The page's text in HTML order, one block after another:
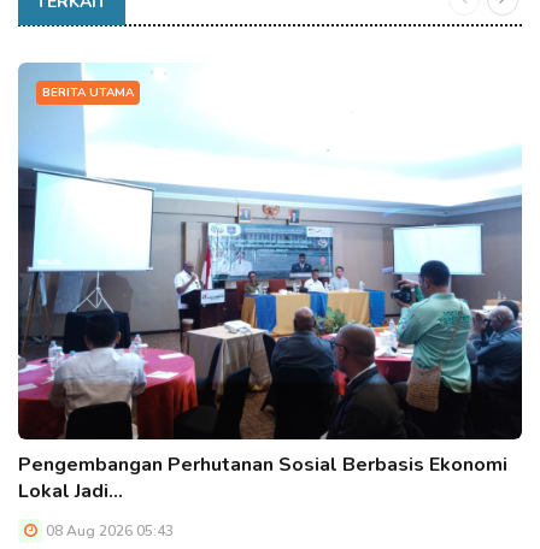
BERITA UTAMA
Pengembangan Perhutanan Sosial Berbasis Ekonomi
Lokal Jadi…
08 Aug 2026 05:43